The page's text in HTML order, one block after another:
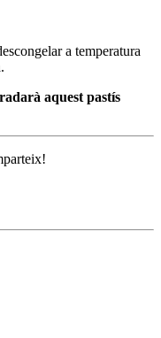
a temperatura
aquest pastís